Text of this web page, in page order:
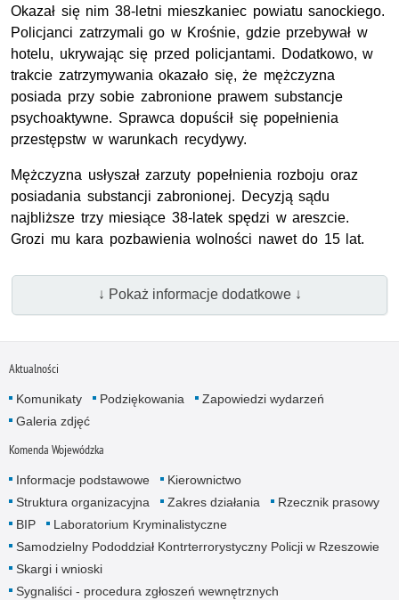
Okazał się nim 38-letni mieszkaniec powiatu sanockiego.
Policjanci zatrzymali go w Krośnie, gdzie przebywał w
hotelu, ukrywając się przed policjantami. Dodatkowo, w
trakcie zatrzymywania okazało się, że mężczyzna
posiada przy sobie zabronione prawem substancje
psychoaktywne. Sprawca dopuścił się popełnienia
przestępstw w warunkach recydywy.
Mężczyzna usłyszał zarzuty popełnienia rozboju oraz
posiadania substancji zabronionej. Decyzją sądu
najbliższe trzy miesiące 38-latek spędzi w areszcie.
Grozi mu kara pozbawienia wolności nawet do 15 lat.
↓ Pokaż informacje dodatkowe ↓
Aktualności
Komunikaty Podziękowania
Zapowiedzi wydarzeń
Galeria zdjęć
Komenda Wojewódzka
Informacje podstawowe
Kierownictwo
Struktura organizacyjna
Zakres działania
Rzecznik prasowy
BIP
Laboratorium Kryminalistyczne
Samodzielny Pododdział Kontrterrorystyczny Policji w Rzeszowie
Skargi i wnioski
Sygnaliści - procedura zgłoszeń wewnętrznych